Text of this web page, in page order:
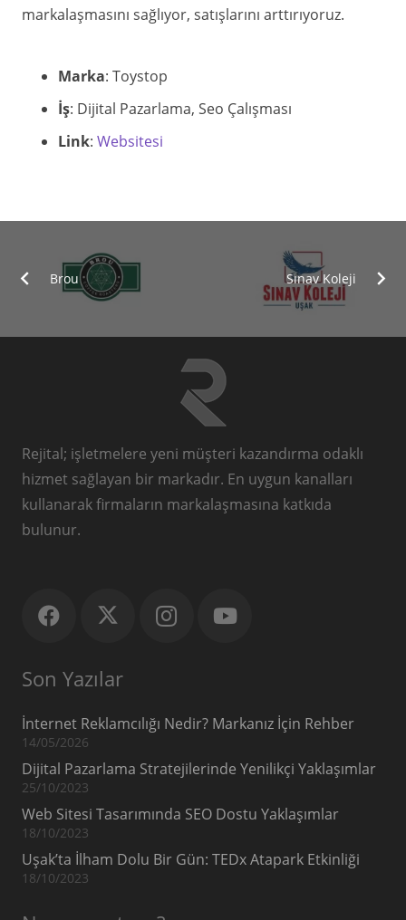
markalaşmasını sağlıyor, satışlarını arttırıyoruz.
Marka: Toystop
İş: Dijital Pazarlama, Seo Çalışması
Link: Websitesi
Brou Sınav Koleji
Rejital; işletmelere yeni müşteri kazandırma odaklı
hizmet sağlayan bir markadır. En uygun kanalları
kullanarak firmaların markalaşmasına katkıda
bulunur.
Son Yazılar
İnternet Reklamcılığı Nedir? Markanız İçin Rehber
14/05/2026
Dijital Pazarlama Stratejilerinde Yenilikçi Yaklaşımlar
25/10/2023
Web Sitesi Tasarımında SEO Dostu Yaklaşımlar
18/10/2023
Uşak’ta İlham Dolu Bir Gün: TEDx Atapark Etkinliği
18/10/2023